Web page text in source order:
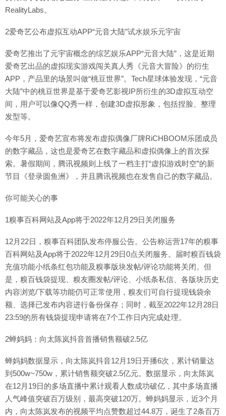
RealityLabs。
2爱奇艺公布虚拟互动APP“元音大陆”试水娱乐元宇宙
爱奇艺推出了元宇宙概念的综艺娱乐APP“元音大陆”，这是近期
爱奇艺出品的虚拟现实游戏闯关真人秀《元音大冒险》的衍生
APP，产品里的场景叫做“桃豆世界”。Tech星球体验发现，“元音
大陆”中的桃豆世界是基于爱奇艺影视IP所衍生的3D虚拟互动空
间，用户可以像QQ秀一样，创建3D虚拟形象，包括捏脸、整理
发型等。
今年5月，爱奇艺宣布将发布虚拟偶像厂牌RiCHBOOM乐团成员
的数字藏品，这也是爱奇艺在数字藏品和虚拟偶像上的首次探
索。暑假期间，腾讯视频则上线了一档主打“虚拟游戏时空”的新
节目《登录圆鱼洲》，并且腾讯视频也在发售自己的数字藏品。
你可能关心的事
1糗事百科网站及App将于2022年12月29日关闭服务
12月22日，糗事百科团队发布停服公告。公告称运营17年的糗事
百科网站及App将于2022年12月29日0点关闭服务。届时糗百钱袋
充值功能小纸条红包功能及糗事版块发帖/评论功能将关闭。但
是，糗百钱袋提现、糗友圈发帖/评论、小纸条私信、各版块历史
内容浏览/下载等功能仍可正常使用，糗友们可自行提现钱袋余
额、选择已发布内容进行备份保存；同时，截至2022年12月28日
23:59的所有钱袋提现申请将在7个工作日内完成处理。
2蝉妈妈：向太陈岚抖音首播销售额破2.5亿
蝉妈妈数据显示，向太陈岚抖音12月19日开播6次，累计销量达
到500w~750w，累计销售额突破2.5亿元。数据显示，向太陈岚
在12月19日的多场直播中累计观看人数成功破亿，其中多场直播
人气峰值突破百万级别，最高突破120万。蝉妈妈显示，近3个月
内，向太陈岚发布的视频平均点赞数超过44.8万，诞生了2条百万